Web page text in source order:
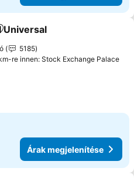
a kedvencekhez
Universal
5185
re innen: Stock Exchange Palace
Árak megjelenítése